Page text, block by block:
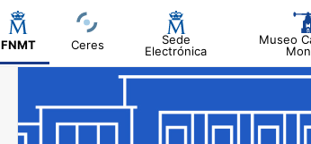
FNMT Ceres
Sede
Electrónica
Museo
Mostrar/Ocultar